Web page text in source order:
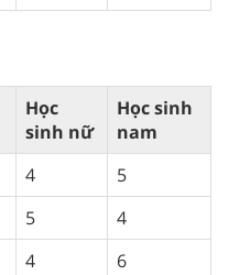
Học
sinh nữ
Học sinh
nam
4
5
5
4
4
6